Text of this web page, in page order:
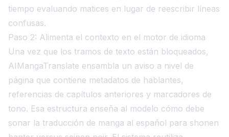
tiempo evaluando matices en lugar de reescribir líneas
confusas.
Paso 2: Alimenta el contexto en el motor de idioma
Una vez que los tramos de texto están bloqueados,
AIMangaTranslate ensambla un aviso a nivel de
página que contiene metadatos de hablantes,
referencias de capítulos anteriores y marcadores de
tono. Esa estructura enseña al modelo cómo debe
sonar la traducción de manga al español para shonen